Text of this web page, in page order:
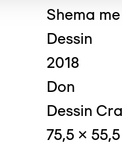
Shema me
Dessin
2018
Don
Dessin
75,5 x